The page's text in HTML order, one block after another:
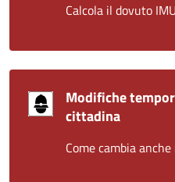
Calcola il dovuto
Modifiche
cittadina
Come cambia